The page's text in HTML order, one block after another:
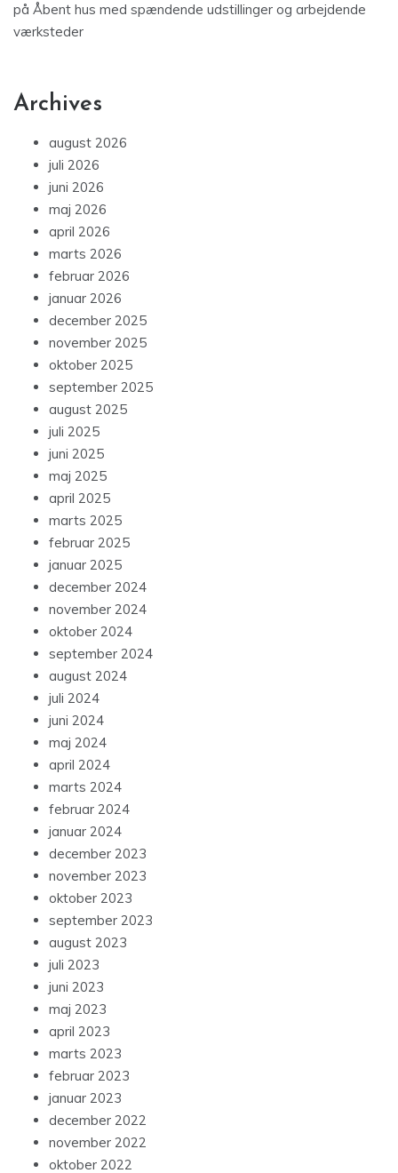
på Åbent hus med spændende udstillinger og arbejdende
værksteder
Archives
august 2026
juli 2026
juni 2026
maj 2026
april 2026
marts 2026
februar 2026
januar 2026
december 2025
november 2025
oktober 2025
september 2025
august 2025
juli 2025
juni 2025
maj 2025
april 2025
marts 2025
februar 2025
januar 2025
december 2024
november 2024
oktober 2024
september 2024
august 2024
juli 2024
juni 2024
maj 2024
april 2024
marts 2024
februar 2024
januar 2024
december 2023
november 2023
oktober 2023
september 2023
august 2023
juli 2023
juni 2023
maj 2023
april 2023
marts 2023
februar 2023
januar 2023
december 2022
november 2022
oktober 2022